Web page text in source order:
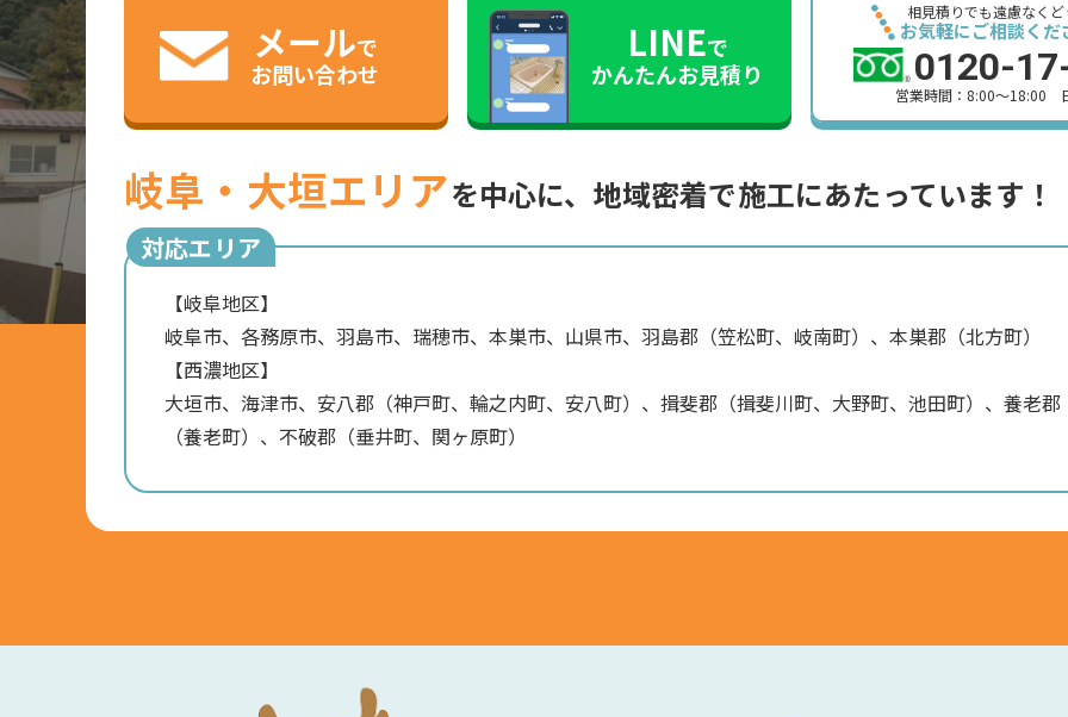
メールで
お問い合わせ
LINEで
かんたんお見積り
相見積りでも遠慮なく
お気軽にご相談くだ
0120-
営業時間：8:00～18:00
岐阜・大垣エリアを中心に、 地域密着で施工にあたっています！
対応エリア
【岐阜地区】
岐阜市、各務原市、羽島市、瑞穂市、本巣市、山県市、羽島郡（笠松町、岐南町）、本巣郡（北方町）
【西濃地区】
大垣市、海津市、安八郡（神戸町、輪之内町、安八町）、揖斐郡（揖斐川町、大野町、池田町）、養老郡
（養老町）、不破郡（垂井町、関ヶ原町）